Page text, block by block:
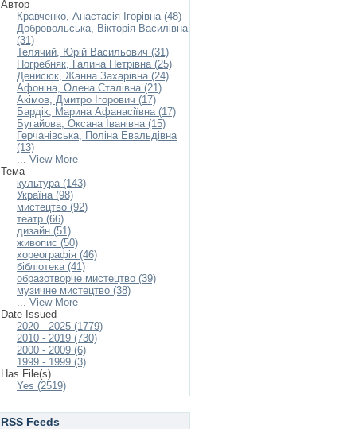
Автор
Кравченко, Анастасія Ігорівна (48)
Добровольська, Вікторія Василівна
(31)
Телячий, Юрій Васильович (31)
Погребняк, Галина Петрівна (25)
Денисюк, Жанна Захарівна (24)
Афоніна, Олена Сталівна (21)
Акімов, Дмитро Ігорович (17)
Бардік, Марина Афанасіївна (17)
Бугайова, Оксана Іванівна (15)
Герчанівська, Поліна Евальдівна
(13)
... View More
Тема
культура (143)
Україна (98)
мистецтво (92)
театр (66)
дизайн (51)
живопис (50)
хореографія (46)
бібліотека (41)
образотворче мистецтво (39)
музичне мистецтво (38)
... View More
Date Issued
2020 - 2025 (1779)
2010 - 2019 (730)
2000 - 2009 (6)
1999 - 1999 (3)
Has File(s)
Yes (2519)
RSS Feeds